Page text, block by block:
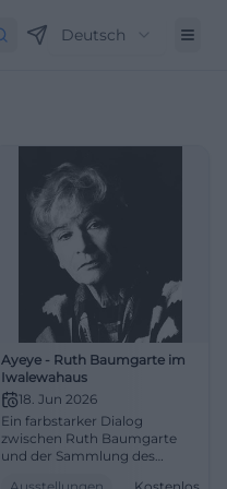
Deutsch
Ayeye - Ruth Baumgarte im
Iwalewahaus
18. Jun 2026
Ein farbstarker Dialog
zwischen Ruth Baumgarte
und der Sammlung des